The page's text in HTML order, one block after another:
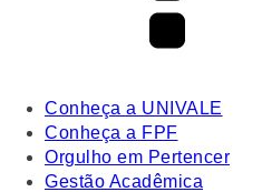
Conheça a UNIVALE
Conheça a FPF
Orgulho em Pertencer
Gestão Acadêmica